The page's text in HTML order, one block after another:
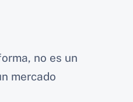
no es un
mercado